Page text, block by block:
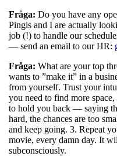
Fråga: Do you have any
Pingis and I are actually
job (!) to handle our
— send an email to our HR:
Fråga: What are your top
wants to ”make it” in a
from yourself. Trust your
you need to find more
to hold you back — saying
hard, the chances are too
and keep going. 3. Repeat
movie, every damn day. It
subconsciously.